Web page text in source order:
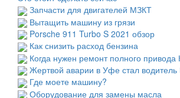
Запчасти для двигателей МЗКТ
Вытащить машину из грязи
Porsche 911 Turbo S 2021 обзор
Как снизить расход бензина
Когда нужен ремонт полного привода
Жертвой аварии в Уфе стал
Где моете машину?
Оборудование для замены масла